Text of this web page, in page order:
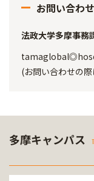
お問い合わせ
法政大学多摩事務
(お問い合わせの際
多摩キャンパス